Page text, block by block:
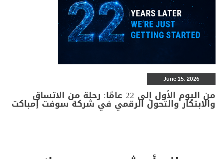
June 15, 2026
من اليوم الأول إلى 22 عامًا: رحلة من الاتساق
والابتكار والتحول الرقمي في شركة سوفت إمباكت